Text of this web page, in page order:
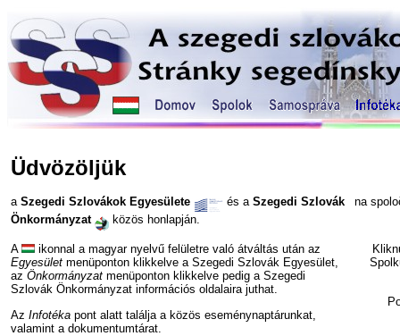
Üdvözöljük
a Szegedi Szlovákok Egyesülete és a Szegedi Szlovák
Önkormányzat
közös honlapján.
A
ikonnal a magyar nyelvű felületre való átváltás után az
Egyesület menüponton klikkelve a Szegedi Szlovák Egyesület,
az Önkormányzat menüponton klikkelve pedig a Szegedi
Szlovák Önkormányzat információs oldalaira juthat.
Az Infotéka pont alatt találja a közös eseménynaptárunkat,
valamint a dokumentumtárat.
na